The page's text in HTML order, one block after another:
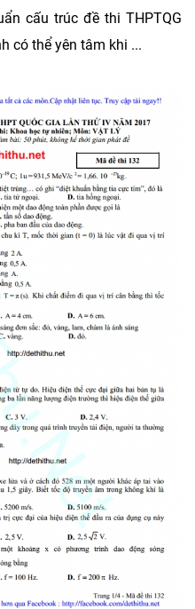
cấu trúc đề thi THPTQG
có thể yên tâm khi ...